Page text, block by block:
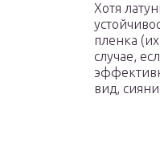
Хотя
пленка
случае,
вид,